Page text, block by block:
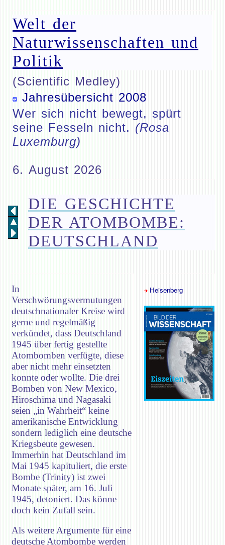
Welt der
Naturwissenschaften und
Politik
(Scientific Medley)
Jahresübersicht 2008
Wer sich nicht bewegt, spürt
seine Fesseln nicht. (Rosa
Luxemburg)
6. August 2026
DIE GESCHICHTE
DER ATOMBOMBE:
DEUTSCHLAND
In
Verschwörungsvermutungen
deutschnationaler Kreise wird
gerne und regelmäßig
verkündet, dass Deutschland
1945 über fertig gestellte
Atombomben verfügte, diese
aber nicht mehr einsetzten
konnte oder wollte. Die drei
Bomben von New Mexico,
Hiroschima und Nagasaki
seien „in Wahrheit“ keine
amerikanische Entwicklung
sondern lediglich eine deutsche
Kriegsbeute gewesen.
Immerhin hat Deutschland im
Mai 1945 kapituliert, die erste
Bombe (Trinity) ist zwei
Monate später, am 16. Juli
1945, detoniert. Das könne
doch kein Zufall sein.
Als weitere Argumente für eine
deutsche Atombombe werden
Heisenberg